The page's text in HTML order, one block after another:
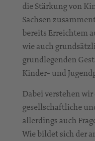
die Stärkung von
Sachsen
bereits Erreichtem
wie auch
grundlegenden
Kinder- und
Dabei verstehen wir
gesellschaftliche
allerdings auch
Wie bildet sich der